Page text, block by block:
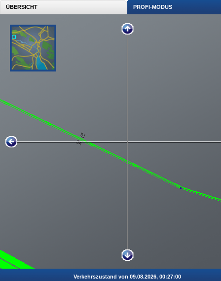
ÜBERSICHT PROFI-MODUS
Verkehrszustand von 09.08.2026, 00:27:00